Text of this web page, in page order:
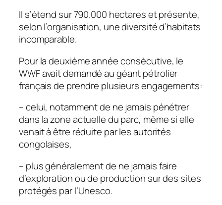
Il s’étend sur 790.000 hectares et présente,
selon l’organisation, une diversité d’habitats
incomparable.
Pour la deuxième année consécutive, le
WWF avait demandé au géant pétrolier
français de prendre plusieurs engagements:
– celui, notamment de ne jamais pénétrer
dans la zone actuelle du parc, même si elle
venait à être réduite par les autorités
congolaises,
– plus généralement de ne jamais faire
d’exploration ou de production sur des sites
protégés par l’Unesco.